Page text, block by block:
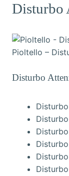
Disturbo
Pioltello –
Disturbo